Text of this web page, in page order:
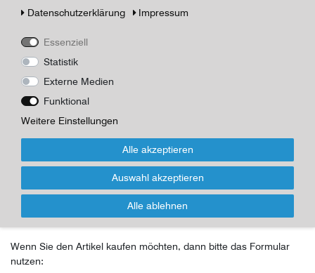
Original-Rahmen 25,3 cm hoch, 19,2 cm breit und 1,4 cm tief, mit
unrestaurierter Zustand, Rückseite Eigentums-Aufkleber aus der
Fotograf/Maler/Verlag
36,96 EUR
Inhalt1Stück
Für Infos zum Artikel oder Kauf, bitte
Formular nutzen!
Wenn Sie den Artikel kaufen möchten, dann bitte das Formular
nutzen:
Daten­schutz­erklärung
Impressum
Essenziell
Statistik
Externe Medien
Funktional
Weitere Einstellungen
Alle akzeptieren
Auswahl akzeptieren
Alle ablehnen